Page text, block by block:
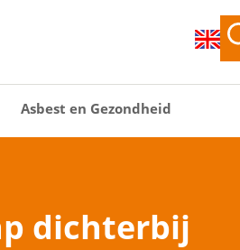
Asbest en Gezondheid
dichterbij